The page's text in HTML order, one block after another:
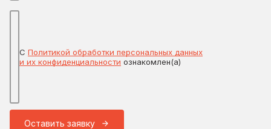
С Политикой обработки персональных данных
и их конфиденциальности ознакомлен(а)
Оставить заявку